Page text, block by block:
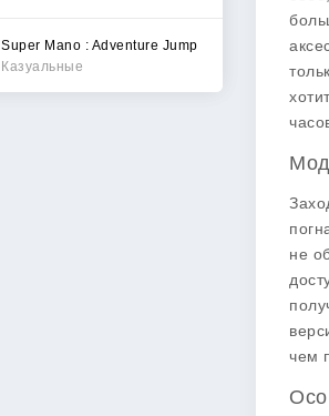
Super Mano : Adventure Jump
Казуальные
не
чем